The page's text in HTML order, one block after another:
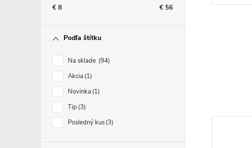
€ 8 € 56
Podľa štítku
Na sklade 94
Akcia 1
Novinka 1
Tip 3
Posledný kus 3